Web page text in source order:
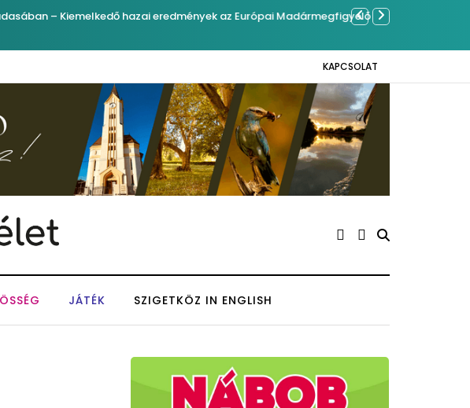
tért be nemrégiben Kázmérra
KAPCSOLAT
JÁTÉK SZIGETKÖZ IN ENGLISH